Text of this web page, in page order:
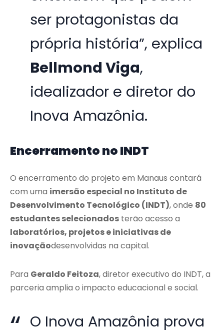
ser protagonistas da
própria história”, explica
Bellmond Viga,
idealizador e diretor do
Inova Amazônia.
Encerramento no INDT
O encerramento do projeto em Manaus contará
com uma imersão especial no Instituto de
Desenvolvimento Tecnológico (INDT), onde 80
estudantes selecionados terão acesso a
laboratórios, projetos e iniciativas de
inovaçãodesenvolvidas na capital.
Para Geraldo Feitoza, diretor executivo do INDT, a
parceria amplia o impacto educacional e social.
O Inova Amazônia prova